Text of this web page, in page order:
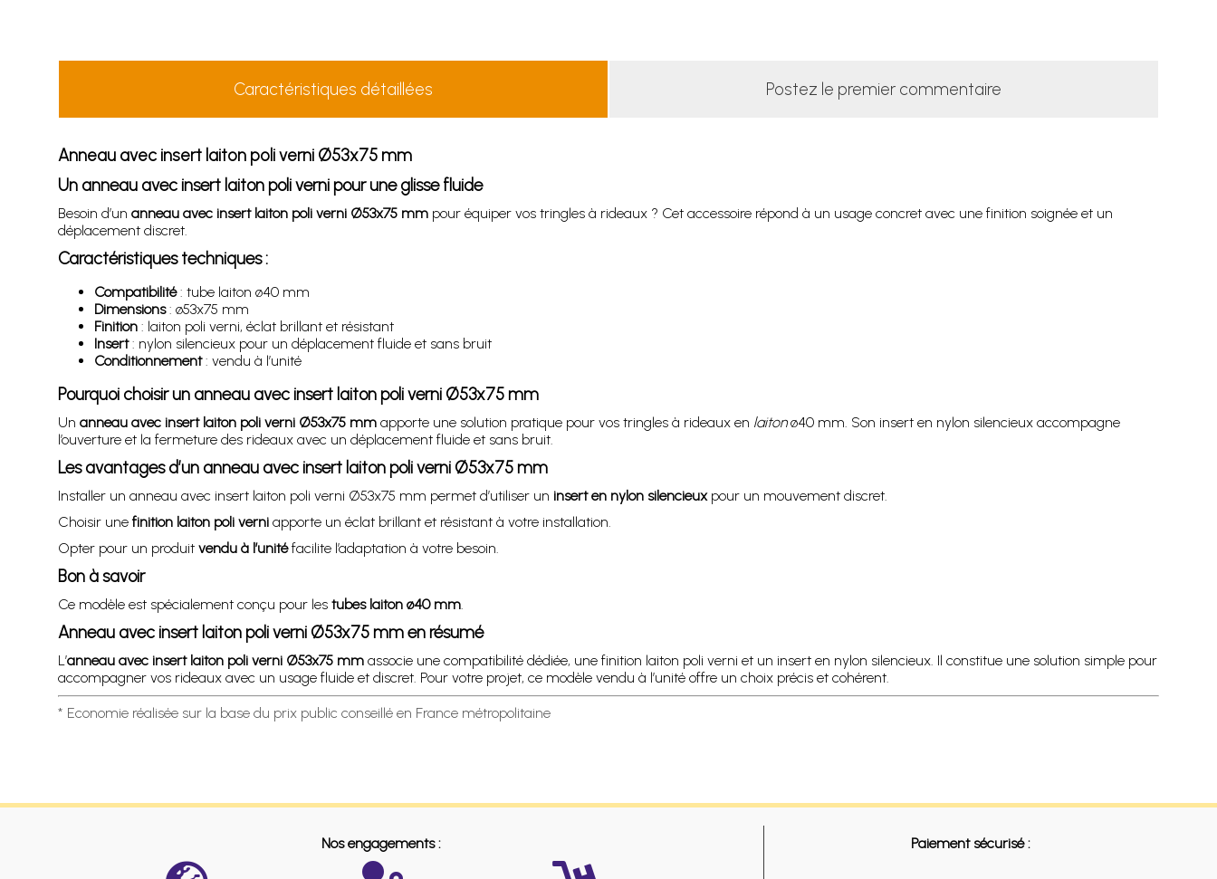
Caractéristiques détaillées Postez le premier commentaire
Anneau avec insert laiton poli verni Ø53x75 mm
Un anneau avec insert laiton poli verni pour une glisse fluide
Besoin d’un anneau avec insert laiton poli verni Ø53x75 mmpour équiper vos tringles à rideaux ? Cet accessoire répond à un usage concret avec une finition soignée et un
déplacement discret.
Caractéristiques techniques :
Compatibilité: tube laiton ø40 mm
Dimensions: ø53x75 mm
Finition: laiton poli verni, éclat brillant et résistant
Insert: nylon silencieux pour un déplacement fluide et sans bruit
Conditionnement: vendu à l’unité
Pourquoi choisir un anneau avec insert laiton poli verni Ø53x75 mm
Un anneau avec insert laiton poli verni Ø53x75 mmapporte une solution pratique pour vos tringles à rideaux en laitonø40 mm. Son insert en nylon silencieux accompagne
l’ouverture et la fermeture des rideaux avec un déplacement fluide et sans bruit.
Les avantages d’un anneau avec insert laiton poli verni Ø53x75 mm
Installer un anneau avec insert laiton poli verni Ø53x75 mm permet d’utiliser un insert en nylon silencieuxpour un mouvement discret.
Choisir une finition laiton poli verniapporte un éclat brillant et résistant à votre installation.
Opter pour un produit vendu à l’unitéfacilite l’adaptation à votre besoin.
Bon à savoir
Ce modèle est spécialement conçu pour les tubes laiton ø40 mm.
Anneau avec insert laiton poli verni Ø53x75 mm en résumé
L’anneau avec insert laiton poli verni Ø53x75 mmassocie une compatibilité dédiée, une finition laiton poli verni et un insert en nylon silencieux. Il constitue une solution simple pour
accompagner vos rideaux avec un usage fluide et discret. Pour votre projet, ce modèle vendu à l’unité offre un choix précis et cohérent.
* Economie réalisée sur la base du prix public conseillé en France métropolitaine
Nos engagements : Paiement sécurisé :